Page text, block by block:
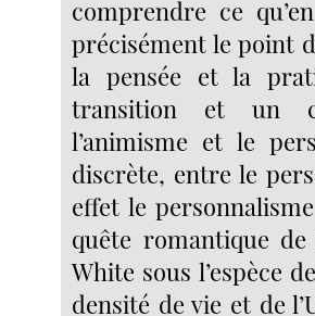
comprendre ce
précisément le point
la pensée et la
transition et un
l’animisme et le
discrète, entre le
effet le
quête romantique
White sous l’espèce
densité de vie et de